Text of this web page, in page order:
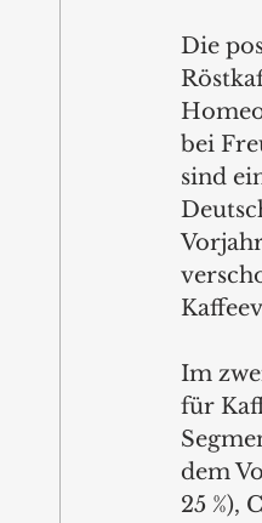
Die
bei
sind
Im
für
dem
25 %),